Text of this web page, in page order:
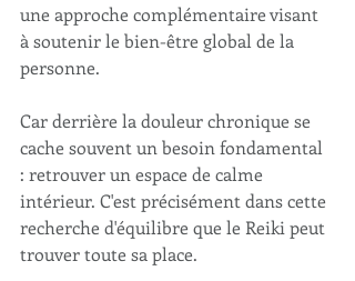
une approche complémentaire visant
à soutenir le bien-être global de la
personne.
Car derrière la douleur chronique se
cache souvent un besoin fondamental
: retrouver un espace de calme
intérieur. C'est précisément dans cette
recherche d'équilibre que le Reiki peut
trouver toute sa place.